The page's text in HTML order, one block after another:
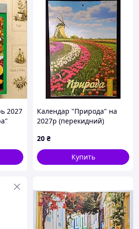
2027
Календар "Природа" на
2027р (перекидний)
20 ₴
Купить